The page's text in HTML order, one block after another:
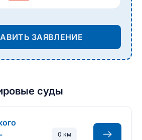
ЗАЯВЛЕНИЕ
суды
0 км